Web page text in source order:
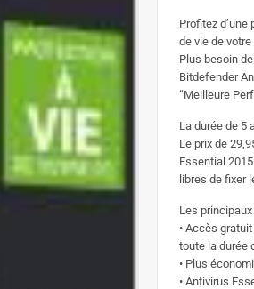
Profitez
de vie de votre
Plus besoin
Bitdefender
“Meilleure
La durée de 5
Le prix de
Essential
libres de fixer
Les
• Accès
toute la durée
• Plus
• Antivirus